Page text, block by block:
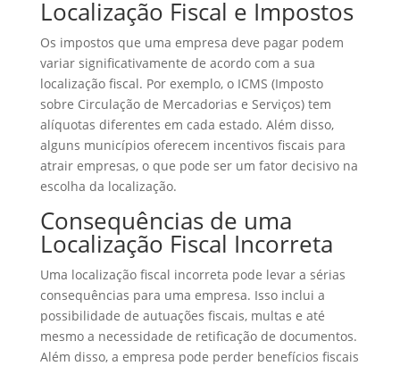
Localização Fiscal e Impostos
Os impostos que uma empresa deve pagar podem
variar significativamente de acordo com a sua
localização fiscal. Por exemplo, o ICMS (Imposto
sobre Circulação de Mercadorias e Serviços) tem
alíquotas diferentes em cada estado. Além disso,
alguns municípios oferecem incentivos fiscais para
atrair empresas, o que pode ser um fator decisivo na
escolha da localização.
Consequências de uma
Localização Fiscal Incorreta
Uma localização fiscal incorreta pode levar a sérias
consequências para uma empresa. Isso inclui a
possibilidade de autuações fiscais, multas e até
mesmo a necessidade de retificação de documentos.
Além disso, a empresa pode perder benefícios fiscais